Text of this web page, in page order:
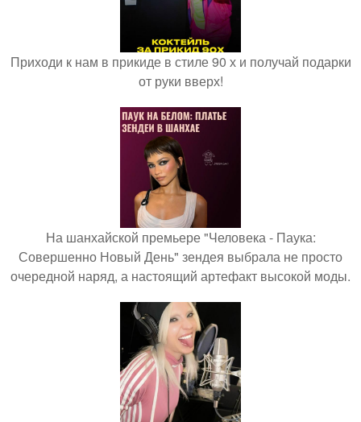
Приходи к нам в прикиде в стиле 90 х и получай подарки
от руки вверх!
На шанхайской премьере "Человека - Паука:
Совершенно Новый День" зендея выбрала не просто
очередной наряд, а настоящий артефакт высокой моды.